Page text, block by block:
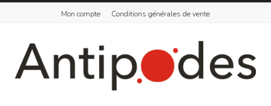
Mon compte Conditions générales de vente